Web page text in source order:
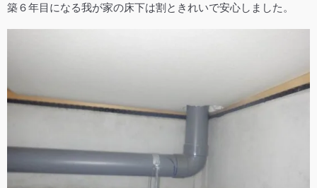
築６年目になる我が家の床下は割ときれいで安心しました。